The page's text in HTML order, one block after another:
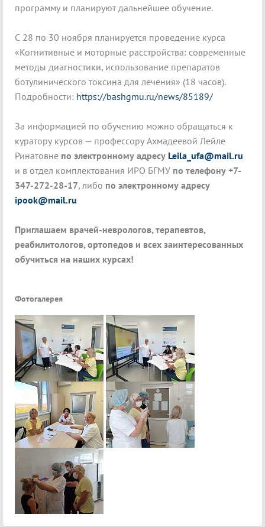
программу и планируют дальнейшее обучение.
С 28 по 30 ноября планируется проведение курса
«Когнитивные и моторные расстройства: современные
методы диагностики, использование препаратов
ботулинического токсина для лечения» (18 часов).
Подробности: https://bashgmu.ru/news/85189/
За информацией по обучению можно обращаться к
куратору курсов — профессору Ахмадеевой Лейле
Ринатовне по электронному адресу Leila_ufa@mail.ru
и в отдел комплектования ИРО БГМУ по телефону +7-
347-272-28-17, либо по электронному адресу
ipook@mail.ru
Приглашаем врачей-неврологов, терапевтов,
реабилитологов, ортопедов и всех заинтересованных
обучиться на наших курсах!
Фотогалерея